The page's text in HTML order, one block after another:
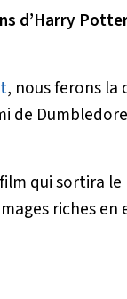
d’Harry
, nous ferons la
de
qui sortira
riches en